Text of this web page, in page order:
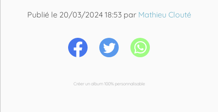
Publié le 20/03/2024 18:53 par Mathieu Clouté
Créer un album 100% personnalisable